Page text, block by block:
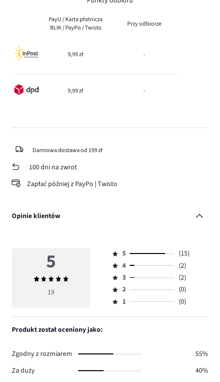
PayU / Karta płatnicza
BLIK / PayPo / Twisto
Przy odbiorze
9,99 zł -
9,99 zł -
Darmowa dostawa od 199 zł
100 dni na zwrot
Zapłać później z PayPo | Twisto
Opinie klientów
5
Średnia
ocena
19
Ocena
5,
ilość
głosów
15.
5
(15)
Ocena
4,
ilość
głosów
4
(2)
Ocena
3,
ilość
3
(2)
Ocena
2,
2
(0)
Ocena
1,
1 (0)
Produkt został oceniony jako:
Zgodny z rozmiarem
55%
Za duży
40%